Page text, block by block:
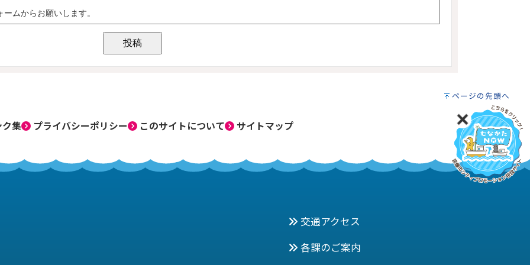
ページの先頭へ
集 プライバシーポリシー このサイトについて サイトマップ
交通アクセス
各課のご案内